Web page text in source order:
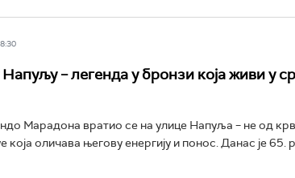
– легенда у бронзи која живи у
Марадона вратио се на улице Напуља – не од
која оличава његову енергију и понос. Данас је 65.